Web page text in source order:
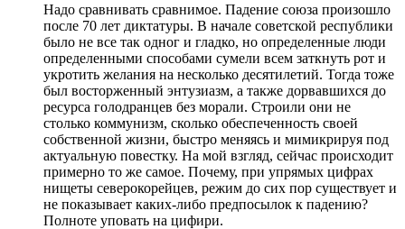
Надо сравнивать сравнимое. Падение союза произошло
после 70 лет диктатуры. В начале советской республики
было не все так одног и гладко, но определенные люди
определенными способами сумели всем заткнуть рот и
укротить желания на несколько десятилетий. Тогда тоже
был восторженный энтузиазм, а также дорвавшихся до
ресурса голодранцев без морали. Строили они не
столько коммунизм, сколько обеспеченность своей
собственной жизни, быстро меняясь и мимикрируя под
актуальную повестку. На мой взгляд, сейчас происходит
примерно то же самое. Почему, при упрямых цифрах
нищеты северокорейцев, режим до сих пор существует и
не показывает каких-либо предпосылок к падению?
Полноте уповать на цифири.